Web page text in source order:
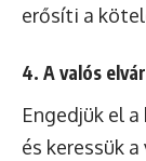
erősíti a
4. A valós
Engedjük el
és keressük